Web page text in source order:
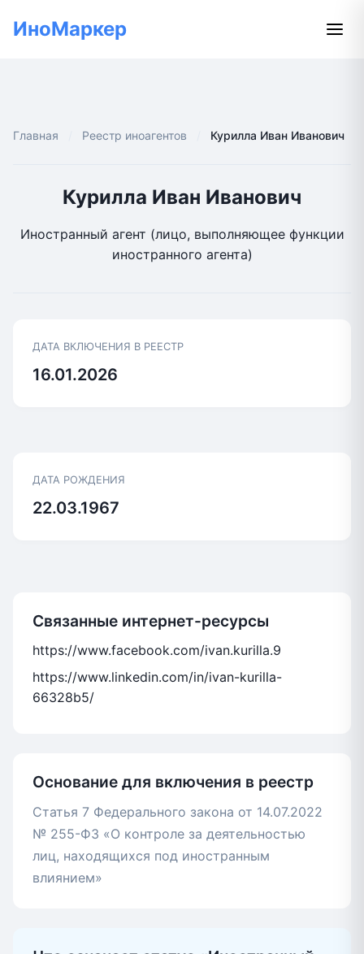
ИноМаркер
Главная Реестр иноагентов Курилла Иван Иванович
Курилла Иван Иванович
Иностранный агент (лицо, выполняющее функции
иностранного агента)
ДАТА ВКЛЮЧЕНИЯ В РЕЕСТР
16.01.2026
ДАТА РОЖДЕНИЯ
22.03.1967
Связанные интернет-ресурсы
https://www.facebook.com/ivan.kurilla.9
https://www.linkedin.com/in/ivan-kurilla-
66328b5/
Основание для включения в реестр
Статья 7 Федерального закона от 14.07.2022
№ 255-ФЗ «О контроле за деятельностью
лиц, находящихся под иностранным
влиянием»